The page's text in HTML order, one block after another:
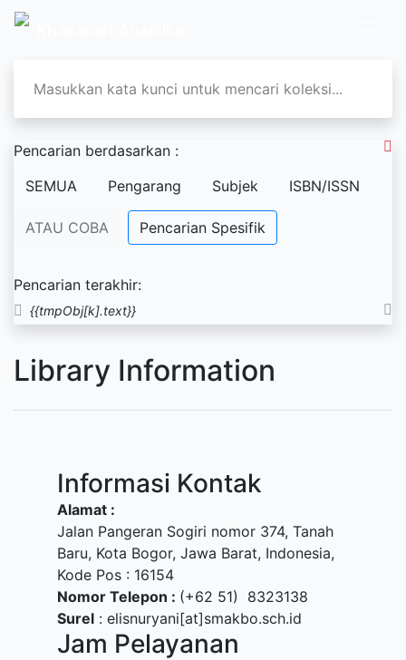
Pencarian berdasarkan :
SEMUA
Pengarang Subjek ISBN/ISSN
ATAU COBA Pencarian Spesifik
Pencarian terakhir:
{{tmpObj[k].text}}
Library Information
Informasi Kontak
Alamat :
Jalan Pangeran Sogiri nomor 374, Tanah
Baru, Kota Bogor, Jawa Barat, Indonesia,
Kode Pos : 16154
Nomor Telepon : (+62 51) 8323138
Surel : elisnuryani[at]smakbo.sch.id
Jam Pelayanan